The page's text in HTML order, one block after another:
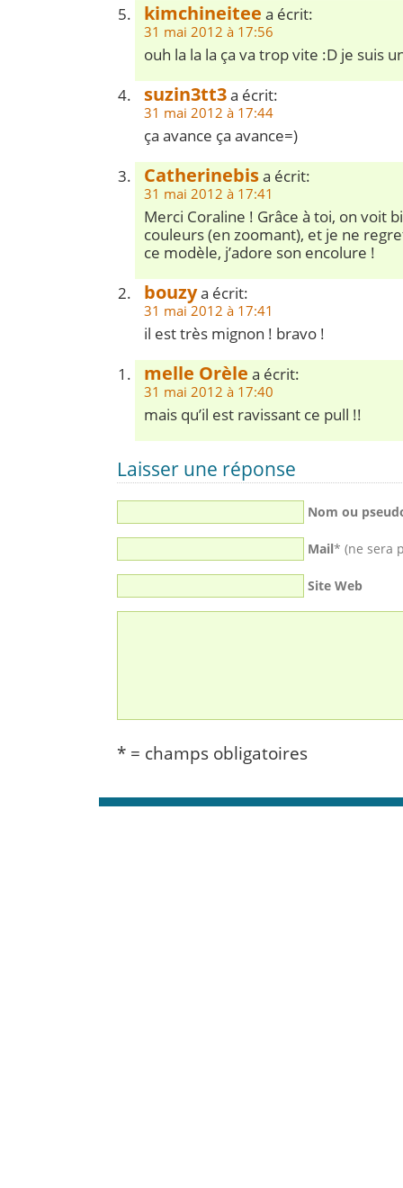
kimchineitee a écrit:
31 mai 2012 à 17:56
ouh la la la ça va trop vite :D je suis
suzin3tt3a écrit:
31 mai 2012 à 17:44
ça avance ça avance=)
Catherinebisa écrit:
31 mai 2012 à 17:41
Merci Coraline ! Grâce à toi, on voit
couleurs (en zoomant), et je ne
ce modèle, j’adore son encolure !
bouzya écrit:
31 mai 2012 à 17:41
il est très mignon ! bravo !
melle Orèle a écrit:
31 mai 2012 à 17:40
mais qu’il est ravissant ce pull !!
Laisser une réponse
Nom ou
Mail* (ne sera
Site Web
* = champs obligatoires